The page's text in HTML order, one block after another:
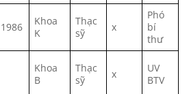
1986
Khoa
K
Thạc
sỹ
x
Phó
bí
thư
Khoa
B
Thạc
sỹ
x
UV
BTV